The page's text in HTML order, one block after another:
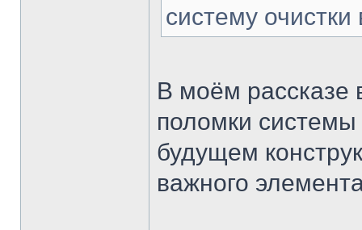
систему очистки
В моём рассказе
поломки системы
будущем
важного